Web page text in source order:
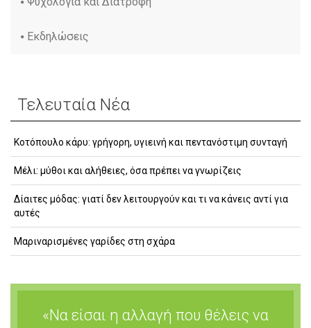
Εκδηλώσεις
Τελευταία Νέα
Κοτόπουλο κάρυ: γρήγορη, υγιεινή και πεντανόστιμη συνταγή
Μέλι: μύθοι και αλήθειες, όσα πρέπει να γνωρίζεις
Δίαιτες μόδας: γιατί δεν λειτουργούν και τι να κάνεις αντί για
αυτές
Μαριναρισμένες γαρίδες στη σχάρα
«Να είσαι η αλλαγή που θέλεις να